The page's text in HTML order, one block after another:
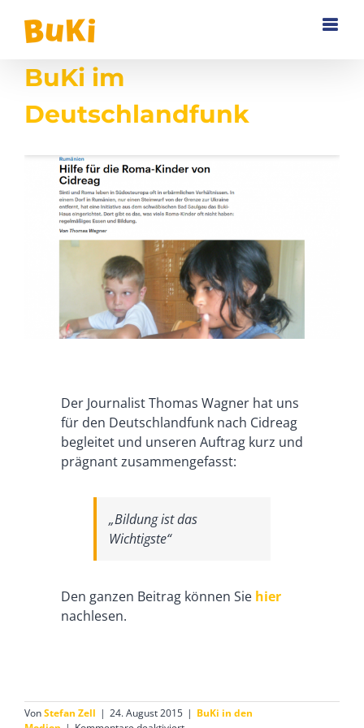
Inhalt
springen
BuKi im
Deutschlandfunk
grösseres
Der Journalist Thomas Wagner hat uns
für den Deutschlandfunk nach Cidreag
begleitet und unseren Auftrag kurz und
prägnant zusammengefasst:
„Bildung ist das
Wichtigste“
Den ganzen Beitrag können Sie hier
nachlesen.
VonStefan Zell | 24. August 2015 | BuKi in den